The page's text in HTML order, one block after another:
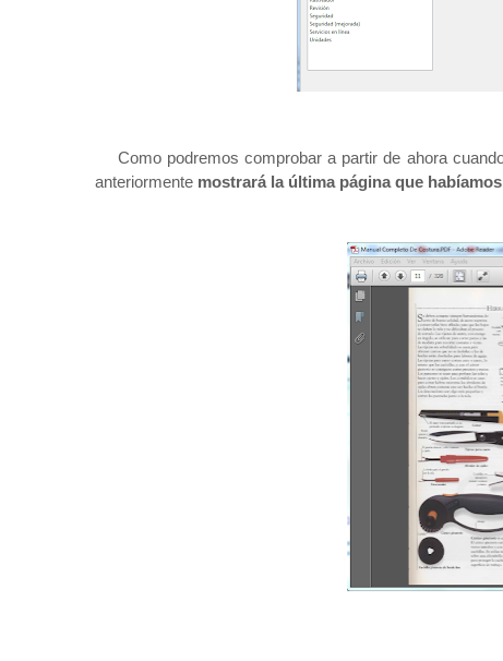
Como podremos comprobar a partir de ahora
anteriormente mostrará la última página que